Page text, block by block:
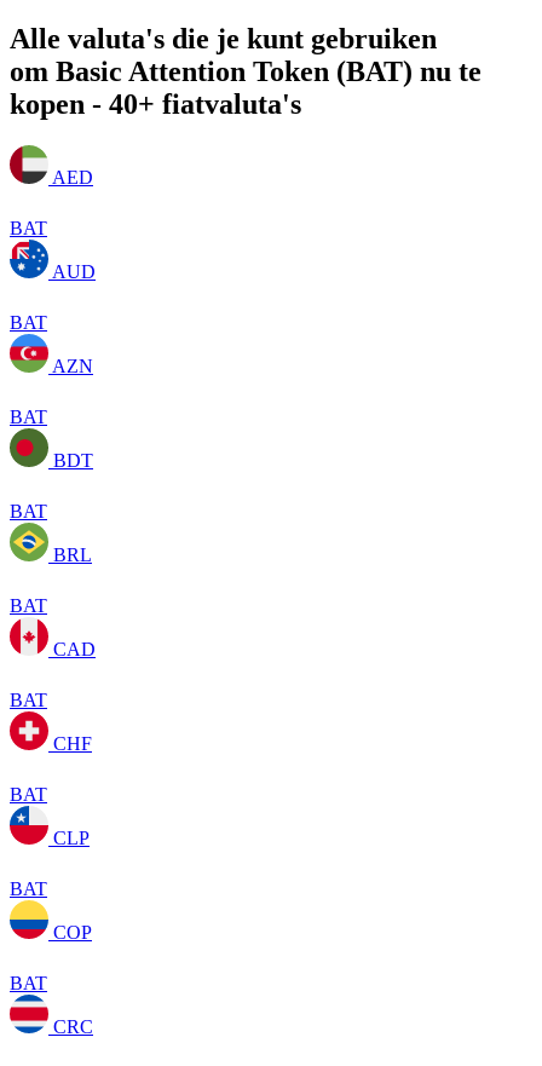
Alle valuta's die je kunt gebruiken
om Basic Attention Token (BAT) nu te
kopen - 40+ fiatvaluta's
AED
BAT
AUD
BAT
AZN
BAT
BDT
BAT
BRL
BAT
CAD
BAT
CHF
BAT
CLP
BAT
COP
BAT
CRC